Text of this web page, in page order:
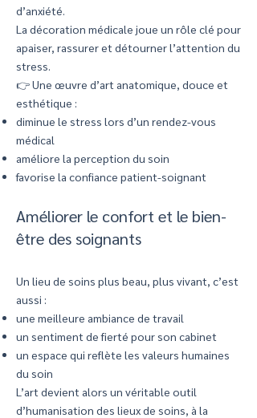
d’anxiété.
La décoration médicale joue un rôle clé pour
apaiser, rassurer et détourner l’attention du
stress.
👉 Une œuvre d’art anatomique, douce et
esthétique :
diminue le stress lors d’un rendez-vous
médical
améliore la perception du soin
favorise la confiance patient-soignant
Améliorer le confort et le bien-
être des soignants
Un lieu de soins plus beau, plus vivant, c’est
aussi :
une meilleure ambiance de travail
un sentiment de fierté pour son cabinet
un espace qui reflète les valeurs humaines
du soin
L’art devient alors un véritable outil
d’humanisation des lieux de soins, à la